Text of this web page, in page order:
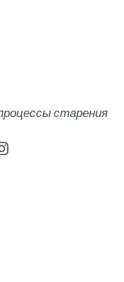
старения